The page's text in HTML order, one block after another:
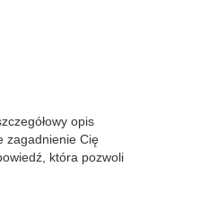
opis
zagadnienie Cię
która pozwoli